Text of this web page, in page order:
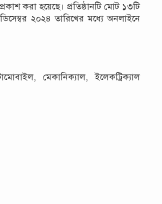
করা হয়েছে। প্রতিষ্ঠানটি মোট ১৩টি
২০২৪ তারিখের মধ্যে অনলাইনে
মেকানিক্যাল, ইলেকট্রিক্যাল